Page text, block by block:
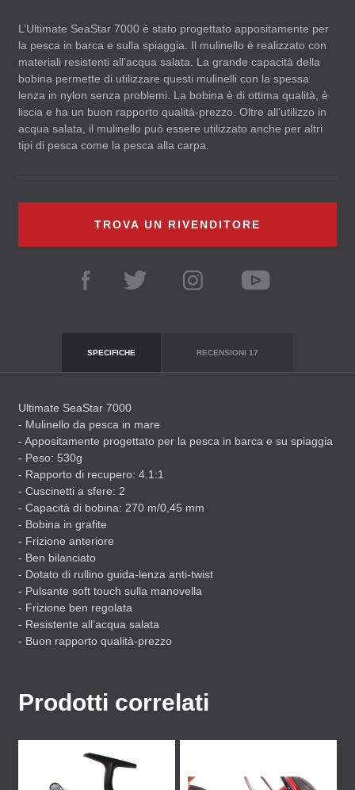
L’Ultimate SeaStar 7000 è stato progettato appositamente per
la pesca in barca e sulla spiaggia. Il mulinello è realizzato con
materiali resistenti all’acqua salata. La grande capacità della
bobina permette di utilizzare questi mulinelli con la spessa
lenza in nylon senza problemi. La bobina è di ottima qualità, è
liscia e ha un buon rapporto qualità-prezzo. Oltre all’utilizzo in
acqua salata, il mulinello può essere utilizzato anche per altri
tipi di pesca come la pesca alla carpa.
TROVA UN RIVENDITORE
SPECIFICHE RECENSIONI 17
Ultimate SeaStar 7000
- Mulinello da pesca in mare
- Appositamente progettato per la pesca in barca e su spiaggia
- Peso: 530g
- Rapporto di recupero: 4.1:1
- Cuscinetti a sfere: 2
- Capacità di bobina: 270 m/0,45 mm
- Bobina in grafite
- Frizione anteriore
- Ben bilanciato
- Dotato di rullino guida-lenza anti-twist
- Pulsante soft touch sulla manovella
- Frizione ben regolata
- Resistente all’acqua salata
- Buon rapporto qualità-prezzo
Prodotti correlati